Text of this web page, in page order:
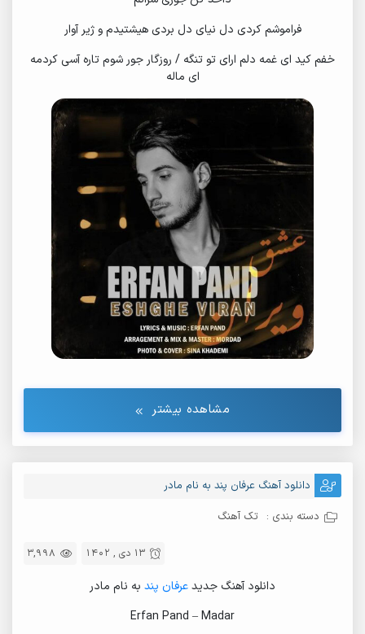
فراموشم کردی دل نیای دل بردی هیشتیدم و ژیر آوار
خفم کید ای غمه دلم ارای تو تنگه / روزگار جور شوم تاره آسی کردمه
ای ماله
مشاهده بیشتر
دانلود آهنگ عرفان پند به نام مادر
دسته بندی : تک آهنگ
3,998 13 دی , 1402
دانلود آهنگ جدیدعرفان پند به نام مادر
Erfan Pand – Madar